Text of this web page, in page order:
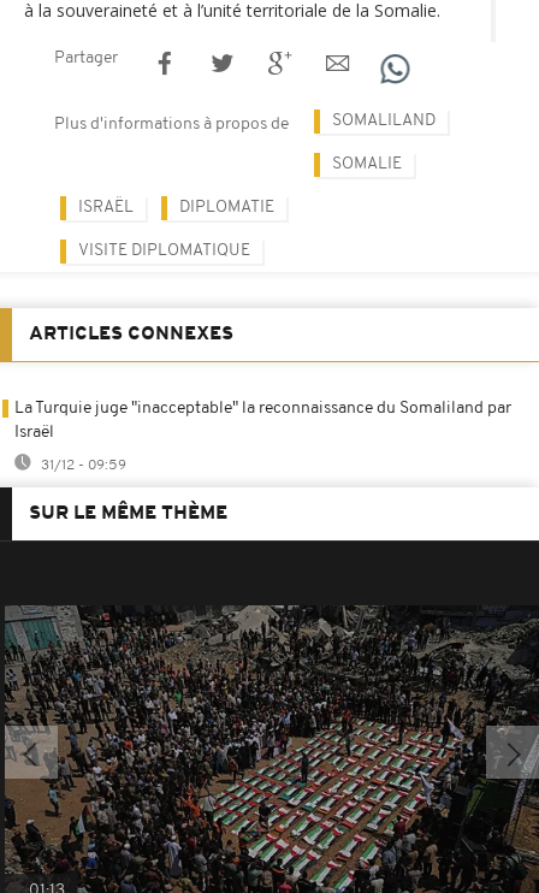
à la souveraineté et à l’unité territoriale de la Somalie.
Partager
Plus d'informations à propos de SOMALILAND
SOMALIE
ISRAËL DIPLOMATIE
VISITE DIPLOMATIQUE
ARTICLES CONNEXES
La Turquie juge "inacceptable" la reconnaissance du Somaliland par
Israël
31/12 - 09:59
SUR LE MÊME THÈME